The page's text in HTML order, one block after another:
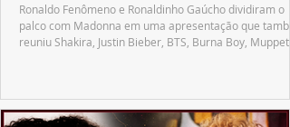
Ronaldo Fenômeno e Ronaldinho Gaúcho dividiram o
palco com Madonna em uma apresentação que
reuniu Shakira, Justin Bieber, BTS, Burna Boy, Muppets,